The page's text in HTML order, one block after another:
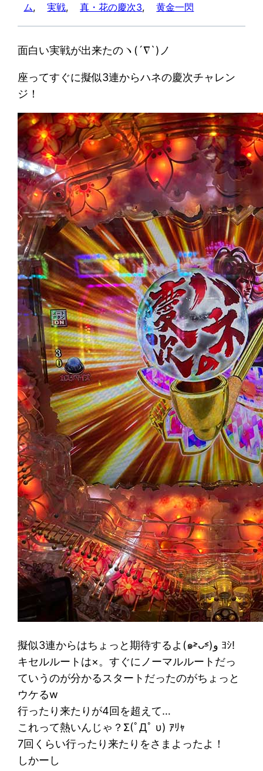
ム, 実戦, 真・花の慶次3, 黄金一閃
面白い実戦が出来たのヽ(´∇`)ノ
座ってすぐに擬似3連からハネの慶次チャレン
ジ！
擬似3連からはちょっと期待するよ(๑˃̵ᴗ˂̵)و ﾖｼ!
キセルルートは×。すぐにノーマルルートだっ
ていうのが分かるスタートだったのがちょっと
行ったり来たりが4回を超えて…
これって熱いんじゃ？Σ(ﾟДﾟ υ) ｱﾘｬ
7回くらい行ったり来たりをさまよったよ！
しかーし